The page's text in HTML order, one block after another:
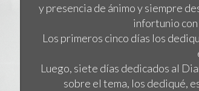
y presencia de ánimo y siempre
infortunio con
Los primeros cinco días los
Luego, siete días dedicados al
sobre el tema, los dediqué,